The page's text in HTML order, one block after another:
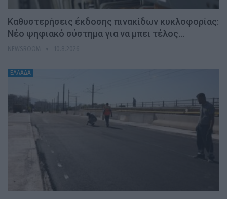
Καθυστερήσεις έκδοσης πινακίδων κυκλοφορίας:
Νέο ψηφιακό σύστημα για να μπει τέλος…
ΕΛΛΑΔΑ